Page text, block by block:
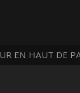
EN HAUT DE